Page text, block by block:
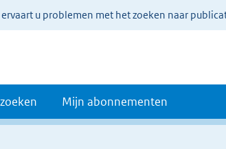
u problemen met het zoeken naar
Mijn abonnementen